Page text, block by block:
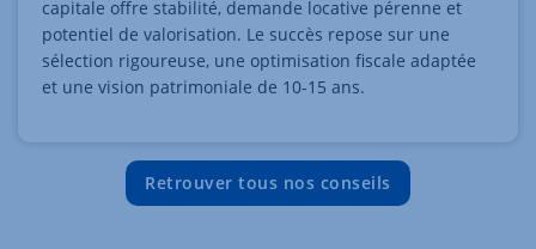
capitale offre stabilité, demande locative pérenne et
potentiel de valorisation. Le succès repose sur une
sélection rigoureuse, une optimisation fiscale adaptée
et une vision patrimoniale de 10-15 ans.
Retrouver tous nos conseils